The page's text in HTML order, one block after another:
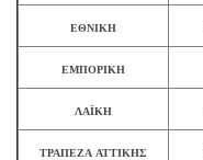
ΕΘΝΙΚΗ
ΕΜΠΟΡΙΚΗ
ΛΑΪΚΗ
ΤΡΑΠΕΖΑ ΑΤΤΙΚΗΣ